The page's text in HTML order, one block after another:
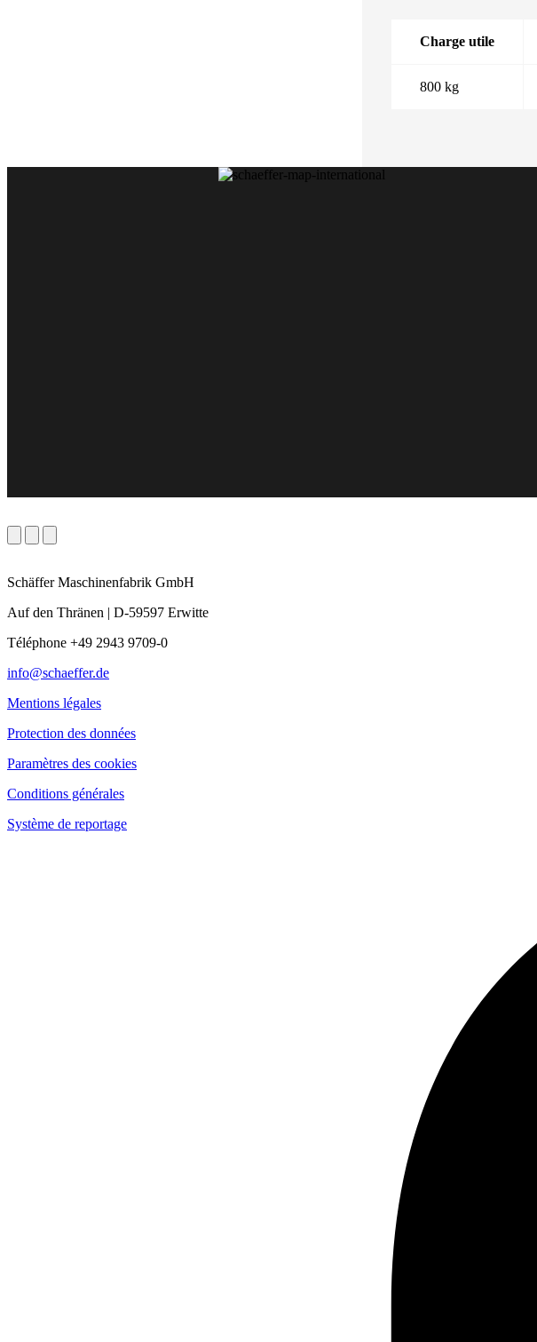
Charge utile
800 kg
Schäffer Maschinenfabrik GmbH
Auf den Thränen | D-59597 Erwitte
Téléphone +49 2943 9709-0
info@schaeffer.de
Mentions légales
Protection des données
Paramètres des cookies
Conditions générales
Système de reportage